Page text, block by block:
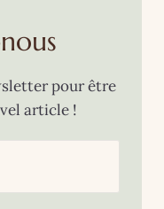
pour être
article !